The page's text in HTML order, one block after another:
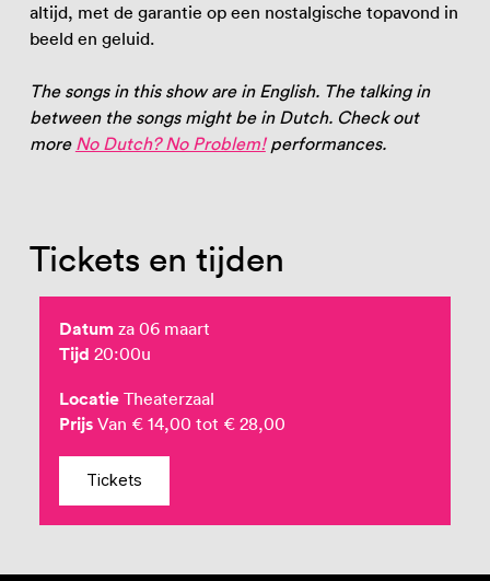
altijd, met de garantie op een nostalgische topavond in
beeld en geluid.
The songs in this show are in English. The talking in
between the songs might be in Dutch. Check out
more No Dutch? No Problem!performances.
Tickets en tijden
Datum za 06 maart
Tijd 20:00u
Locatie Theaterzaal
Prijs Van € 14,00 tot € 28,00
Tickets